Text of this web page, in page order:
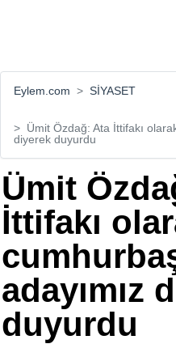
Eylem.com SİYASET
Ümit Özdağ: Ata İttifakı
diyerek duyurdu
Ümit
İttifakı
adayımız
duyurdu